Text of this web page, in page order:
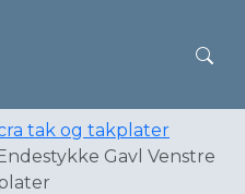
tak og takplater
Gavl Venstre